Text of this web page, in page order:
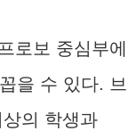
로보 중심부에
을 수 있다. 브
의 학생과